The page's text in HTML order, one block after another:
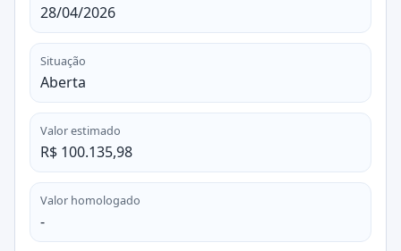
28/04/2026
Situação
Aberta
Valor estimado
R$ 100.135,98
Valor homologado
-